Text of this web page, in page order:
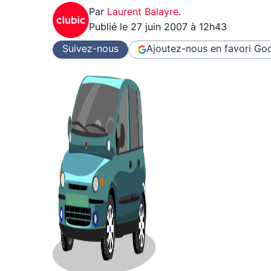
Par Laurent Balayre.
Publié le 27 juin 2007 à 12h43
Suivez-nous Ajoutez-nous en favori